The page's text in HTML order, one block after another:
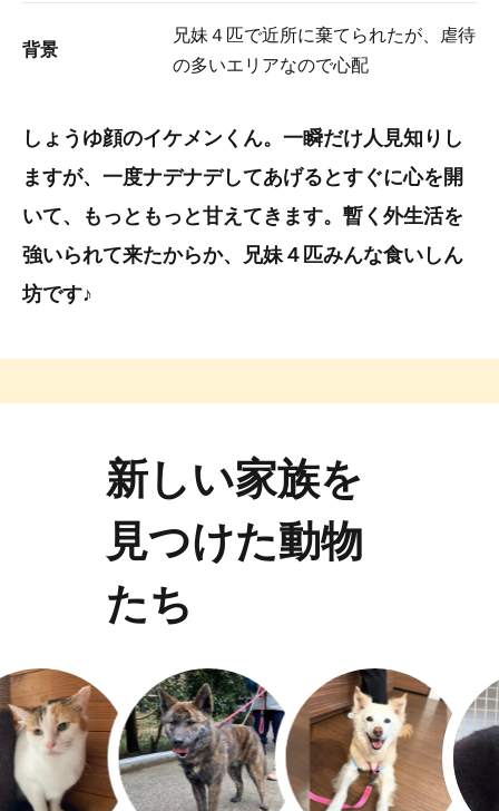
背景
兄妹４匹で近所に棄てられたが、虐待
の多いエリアなので心配
しょうゆ顔のイケメンくん。一瞬だけ人見知りし
ますが、一度ナデナデしてあげるとすぐに心を開
いて、もっともっと甘えてきます。暫く外生活を
強いられて来たからか、兄妹４匹みんな食いしん
坊です♪
新しい家族を
見つけた動物
たち